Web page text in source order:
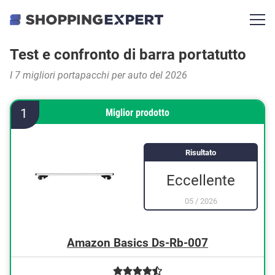
Test e confronto di barra portatutto
I 7 migliori portapacchi per auto del 2026
1 Miglior prodotto
Risultato
Eccellente
05/ 2026
Amazon Basics Ds-Rb-007